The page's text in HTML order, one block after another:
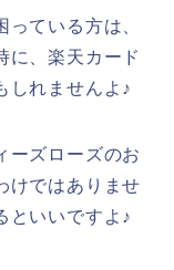
ている方は、
に、楽天カード
しれませんよ♪
ーズローズのお
けではありませ
といいですよ♪